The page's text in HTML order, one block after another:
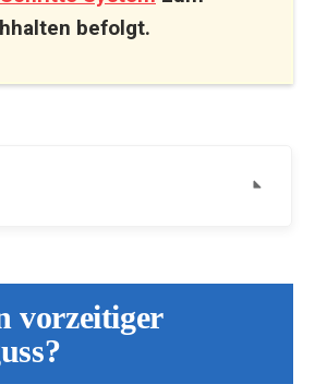
befolgt.
vorzeitiger